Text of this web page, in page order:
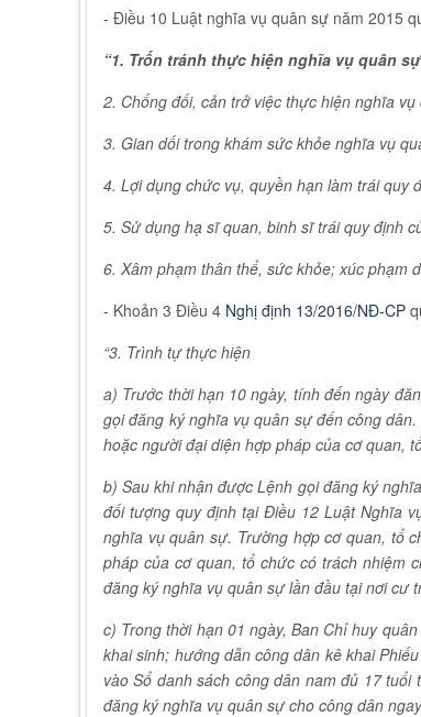
- Điều 10 Luật nghĩa vụ quân sự năm 2015
“1. Trốn tránh thực hiện nghĩa vụ quân
2. Chống đối, cản trở việc thực hiện nghĩa vụ
3. Gian dối trong khám sức khỏe nghĩa vụ
4. Lợi dụng chức vụ, quyền hạn làm trái quy
5. Sử dụng hạ sĩ quan, binh sĩ trái quy định
6. Xâm phạm thân thể, sức khỏe; xúc phạm
- Khoản 3 Điều 4 Nghị định 13/2016/NĐ-CP
“3. Trình tự thực hiện
a) Trước thời hạn 10 ngày, tính đến ngày
gọi đăng ký nghĩa vụ quân sự đến công
hoặc người đại diện hợp pháp của cơ quan,
b) Sau khi nhận được Lệnh gọi đăng ký
đối tượng quy định tại Điều 12 Luật Nghĩa
nghĩa vụ quân sự. Trường hợp cơ quan, tổ
pháp của cơ quan, tổ chức có trách nhiệm
đăng ký nghĩa vụ quân sự lần đầu tại nơi cư
c) Trong thời hạn 01 ngày, Ban Chỉ huy
khai sinh; hướng dẫn công dân kê khai
vào Sổ danh sách công dân nam đủ 17
đăng ký nghĩa vụ quân sự cho công dân